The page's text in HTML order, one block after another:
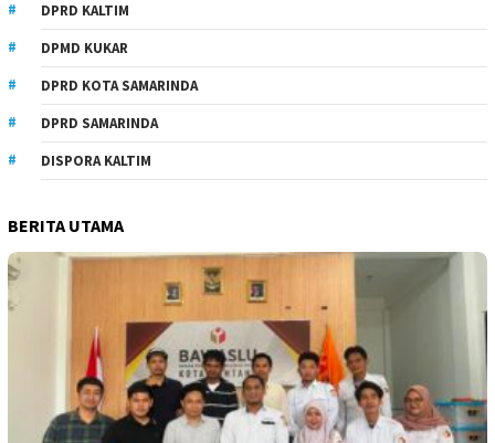
DPRD KALTIM
DPMD KUKAR
DPRD KOTA SAMARINDA
DPRD SAMARINDA
DISPORA KALTIM
BERITA UTAMA